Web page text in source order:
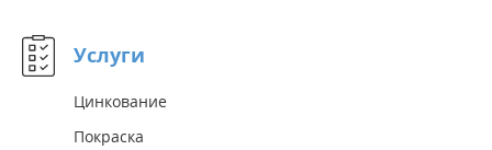
Услуги
Цинкование
Покраска